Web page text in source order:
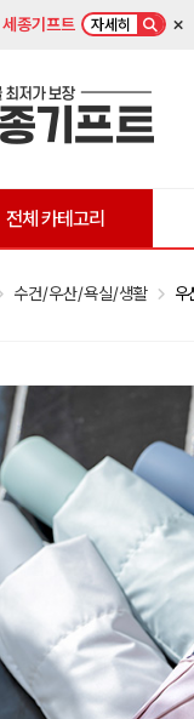
세종기프트 자세히 ×
전체 카테고리
수건/우산/욕실/생활 우